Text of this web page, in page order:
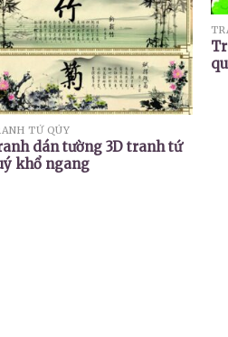
TỨ QÚY
dán tường 3D tranh tứ
khổ ngang